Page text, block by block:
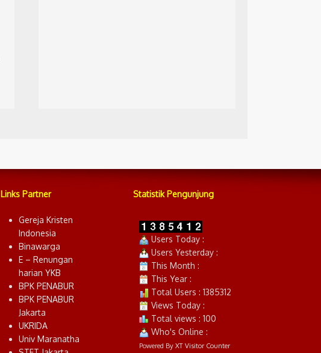
Links Partner
Gereja Kristen
Indonesia
Binawarga
E – Renungan
harian YKB
BPK PENABUR
BPK PENABUR
Jakarta
UKRIDA
Univ Maranatha
Statistik Pengunjung
Users Today :
Users Yesterday :
This Month :
This Year :
Total Users : 1385312
Views Today :
Total views : 100
Who's Online :
Powered By XT Visitor Counter